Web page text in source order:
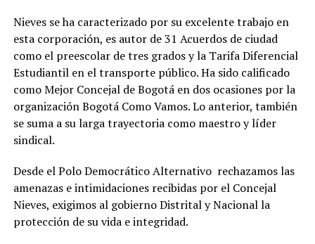
Nieves se ha caracterizado por su excelente trabajo en
esta corporación, es autor de 31 Acuerdos de ciudad
como el preescolar de tres grados y la Tarifa Diferencial
Estudiantil en el transporte público. Ha sido calificado
como Mejor Concejal de Bogotá en dos ocasiones por la
organización Bogotá Como Vamos. Lo anterior, también
se suma a su larga trayectoria como maestro y líder
sindical.
Desde el Polo Democrático Alternativo rechazamos las
amenazas e intimidaciones recibidas por el Concejal
Nieves, exigimos al gobierno Distrital y Nacional la
protección de su vida e integridad.